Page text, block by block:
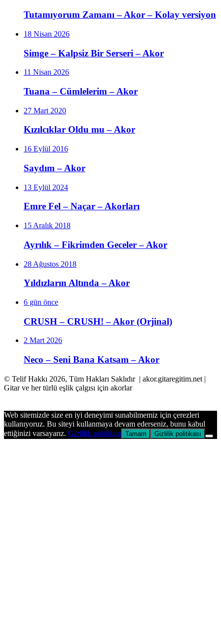
Tutamıyorum Zamanı – Akor – Kolay versiyon
18 Nisan 2026
Simge – Kalpsiz Bir Serseri – Akor
11 Nisan 2026
Tuana – Cümlelerim – Akor
27 Mart 2020
Kızılcıklar Oldu mu – Akor
16 Eylül 2016
Saydım – Akor
13 Eylül 2024
Emre Fel – Naçar – Akorları
15 Aralık 2018
Ayrılık – Fikrimden Geceler – Akor
28 Ağustos 2018
Yıldızların Altında – Akor
6 gün önce
CRUSH – CRUSH! – Akor (Orjinal)
2 Mart 2026
Neco – Seni Bana Katsam – Akor
© Telif Hakkı 2026, Tüm Hakları Saklıdır | akor.gitaregitim.net |
Gitar ve her türlü eşlik çalgısı için akorlar
dön
tuşu
Web sitemizde size en iyi deneyimi sunabilmemiz için çerezleri
kullanıyoruz. Bu siteyi kullanmaya devam ederseniz, bunu kabul
ettiğinizi varsayarız. Gizlilik politikası Tamam Gizlilik politikası